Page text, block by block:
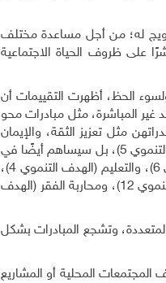
له؛ من أجل مساعدة مختلف
على ظروف الحياة الاجتماعية
الحظ، أظهرت التقييمات أن
غير المباشرة، مثل مبادرات محو
مثل تعزيز الثقة، والإيمان
بالذات، وتحرّي أفكارهن الزراعية من أجل التغيير؛ لن يؤدي فقط إلى مزيد من المساواة بين الجنسين (الهدف التنموي 5)، بل سيساهم أيضًا في
تقويم الأمن الغذائي (الهدف التنموي 2)، وتحسين أنظمة إدارة المياه والبيئة القابلة للتكيف (الهدف التنموي 6)، والتعليم (الهدف التنموي 4)،
وتوفير العمل الكريم والنمو الاقتصادي (الهدف التنموي 8)، وأنماط الإنتاج والاستهلاك المسؤولة (الهدف التنموي 12)، ومحاربة الفقر (الهدف
وتشجع المبادرات بشكل
المحلية أو المشاريع